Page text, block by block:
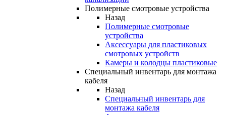
Полимерные смотровые устройства
Назад
Полимерные смотровые
устройства
Аксессуары для пластиковых
смотровых устройств
Камеры и колодцы пластиковые
Специальный инвентарь для монтажа
кабеля
Назад
Специальный инвентарь для
монтажа кабеля